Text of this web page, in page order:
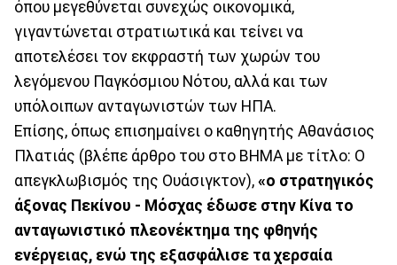
όπου μεγεθύνεται συνεχώς οικονομικά,
γιγαντώνεται στρατιωτικά και τείνει να
αποτελέσει τον εκφραστή των χωρών του
λεγόμενου Παγκόσμιου Νότου, αλλά και των
υπόλοιπων ανταγωνιστών των ΗΠΑ.
Επίσης, όπως επισημαίνει ο καθηγητής Αθανάσιος
Πλατιάς (βλέπε άρθρο του στο ΒΗΜΑ με τίτλο: Ο
απεγκλωβισμός της Ουάσιγκτον), «ο στρατηγικός
άξονας Πεκίνου - Μόσχας έδωσε στην Κίνα το
ανταγωνιστικό πλεονέκτημα της φθηνής
ενέργειας, ενώ της εξασφάλισε τα χερσαία